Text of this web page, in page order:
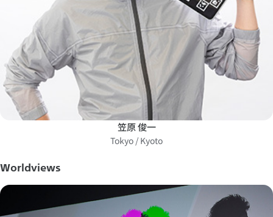
笠原 俊一
Tokyo / Kyoto
Worldviews